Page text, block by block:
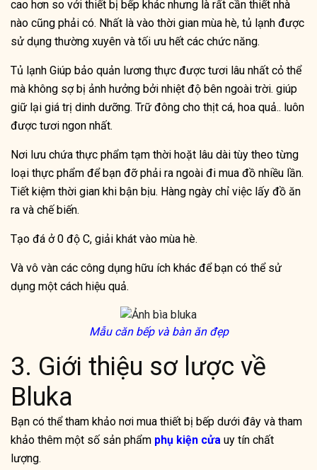
cao hơn so với thiết bị bếp khác nhưng là rất cần thiết nhà
nào cũng phải có. Nhất là vào thời gian mùa hè, tủ lạnh được
sử dụng thường xuyên và tối ưu hết các chức năng.
Tủ lạnh Giúp bảo quản lương thực được tươi lâu nhất cỏ thể
mà không sợ bị ảnh hưởng bởi nhiệt độ bên ngoài trời. giúp
giữ lại giá trị dinh dưỡng. Trữ đông cho thịt cá, hoa quả.. luôn
được tươi ngon nhất.
Nơi lưu chứa thực phẩm tạm thời hoặt lâu dài tùy theo từng
loại thực phẩm để bạn đỡ phải ra ngoài đi mua đồ nhiều lần.
Tiết kiệm thời gian khi bận bịu. Hàng ngày chỉ việc lấy đồ ăn
ra và chế biến.
Tạo đá ở 0 độ C, giải khát vào mùa hè.
Và vô vàn các công dụng hữu ích khác để bạn có thể sử
dụng một cách hiệu quả.
Mẫu căn bếp và bàn ăn đẹp
3. Giới thiệu sơ lược về
Bluka
Bạn có thể tham khảo nơi mua thiết bị bếp dưới đây và tham
khảo thêm một số sản phẩm phụ kiện cửa uy tín chất
lượng.